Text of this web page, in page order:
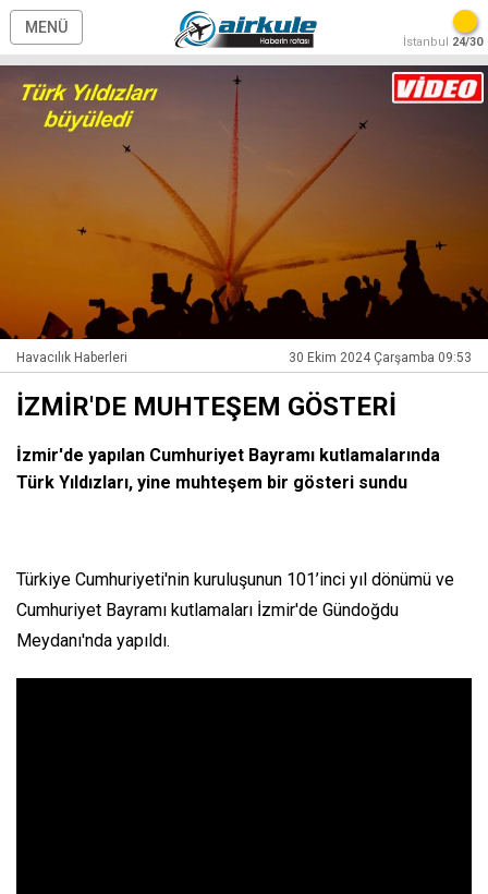
MENÜ
İstanbul 24/30
Havacılık Haberleri 30 Ekim 2024 Çarşamba 09:53
İZMİR'DE MUHTEŞEM GÖSTERİ
İzmir'de yapılan Cumhuriyet Bayramı kutlamalarında
Türk Yıldızları, yine muhteşem bir gösteri sundu
Türkiye Cumhuriyeti'nin kuruluşunun 101’inci yıl dönümü ve
Cumhuriyet Bayramı kutlamaları İzmir'de Gündoğdu
Meydanı'nda yapıldı.